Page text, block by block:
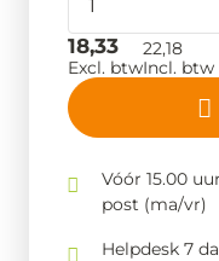
18,33
Excl. btw
22,18
Incl. btw
Vóór 15.00
post (ma/vr)
Helpdesk 7